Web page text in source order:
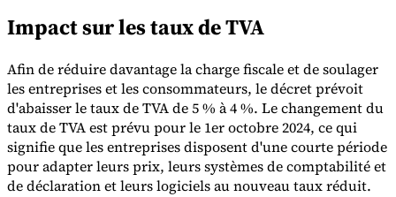
Outils
Calculateur de VATCalculateur de GST Calculateur de taxe de
Vérificateur de numéro de VAT
Suivi des obligations de
facturation électronique
Impact sur les taux de TVA
Afin de réduire davantage la charge fiscale et de soulager
les entreprises et les consommateurs, le décret prévoit
d'abaisser le taux de TVA de 5 % à 4 %. Le changement du
taux de TVA est prévu pour le 1er octobre 2024, ce qui
signifie que les entreprises disposent d'une courte période
pour adapter leurs prix, leurs systèmes de comptabilité et
de déclaration et leurs logiciels au nouveau taux réduit.